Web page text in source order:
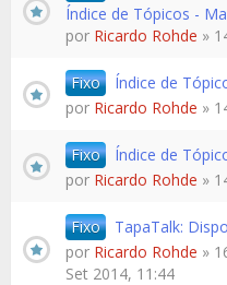
Índice de Tópicos -
por Ricardo Rohde »
Fixo
Índice de
por Ricardo Rohde »
Fixo
Índice de
por Ricardo Rohde »
Fixo TapaTalk:
por Ricardo Rohde »
Set 2014, 11:44